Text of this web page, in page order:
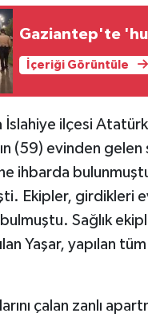
Gaziantep'te
İçeriği Görüntüle
İslahiye ilçesi
(59) evinden
ihbarda
Ekipler, girdikleri
Sağlık
Yaşar, yapılan
çalan zanlı